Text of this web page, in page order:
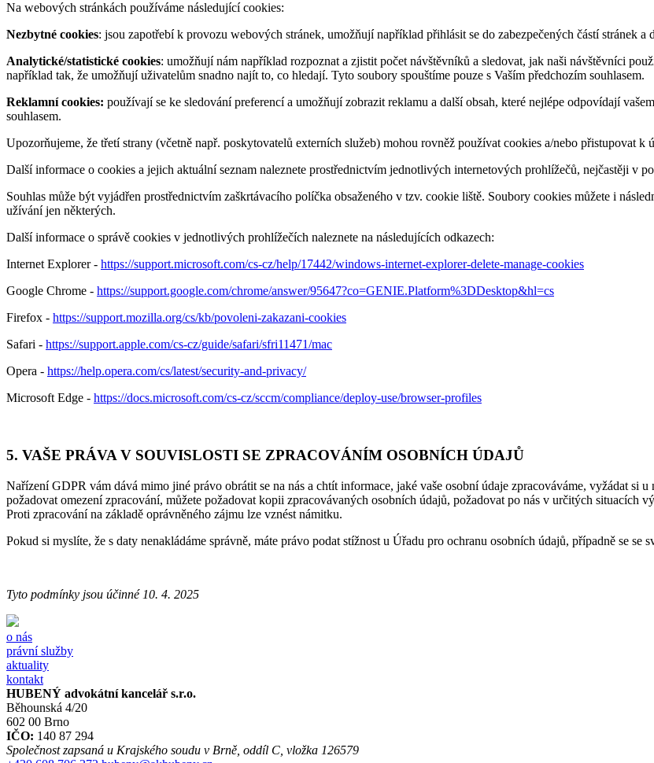
Na webových stránkách používáme následující cookies:
Nezbytné cookies: jsou zapotřebí k provozu webových stránek, umožňují například přihlásit se do zabezpečených částí stránek
Analytické/statistické cookies: umožňují nám například rozpoznat a zjistit počet návštěvníků a sledovat, jak naši návštěvníci
například tak, že umožňují uživatelům snadno najít to, co hledají. Tyto soubory spouštíme pouze s Vaším předchozím souhlasem.
Reklamní cookies: používají se ke sledování preferencí a umožňují zobrazit reklamu a další obsah, které nejlépe odpovídají
souhlasem.
Upozorňujeme, že třetí strany (včetně např. poskytovatelů externích služeb) mohou rovněž používat cookies a/nebo přistupovat
Další informace o cookies a jejich aktuální seznam naleznete prostřednictvím jednotlivých internetových prohlížečů, nejčastěji v
Souhlas může být vyjádřen prostřednictvím zaškrtávacího políčka obsaženého v tzv. cookie liště. Soubory cookies můžete i
užívání jen některých.
Další informace o správě cookies v jednotlivých prohlížečích naleznete na následujících odkazech:
Internet Explorer - https://support.microsoft.com/cs-cz/help/17442/windows-internet-explorer-delete-manage-cookies
Google Chrome - https://support.google.com/chrome/answer/95647?co=GENIE.Platform%3DDesktop&hl=cs
Firefox - https://support.mozilla.org/cs/kb/povoleni-zakazani-cookies
Safari - https://support.apple.com/cs-cz/guide/safari/sfri11471/mac
Opera - https://help.opera.com/cs/latest/security-and-privacy/
Microsoft Edge - https://docs.microsoft.com/cs-cz/sccm/compliance/deploy-use/browser-profiles
5. VAŠE PRÁVA V SOUVISLOSTI SE ZPRACOVÁNÍM OSOBNÍCH ÚDAJŮ
Nařízení GDPR vám dává mimo jiné právo obrátit se na nás a chtít informace, jaké vaše osobní údaje zpracováváme, vyžádat si
požadovat omezení zpracování, můžete požadovat kopii zpracovávaných osobních údajů, požadovat po nás v určitých situacích
Proti zpracování na základě oprávněného zájmu lze vznést námitku.
Pokud si myslíte, že s daty nenakládáme správně, máte právo podat stížnost u Úřadu pro ochranu osobních údajů, případně se se
Tyto podmínky jsou účinné 10. 4. 2025
o nás
právní služby
aktuality
kontakt
HUBENÝ advokátní kancelář s.r.o.
Běhounská 4/20
602 00 Brno
IČO: 140 87 294
Společnost zapsaná u Krajského soudu v Brně, oddíl C, vložka 126579